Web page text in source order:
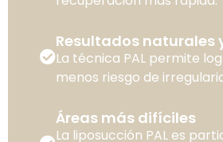
Resultados naturales
La técnica PAL permite
menos riesgo de
Áreas más difíciles
La liposucción PAL es